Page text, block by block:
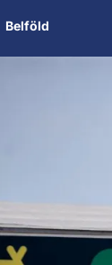
Belföld